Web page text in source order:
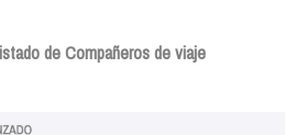
de Compañeros de viaje